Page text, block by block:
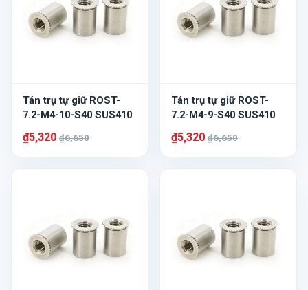
Tán trụ tự giữ ROST-
7.2-M4-10-S40 SUS410
₫5,320 ₫6,650
Tán trụ tự giữ ROST-
7.2-M4-9-S40 SUS410
₫5,320 ₫6,650